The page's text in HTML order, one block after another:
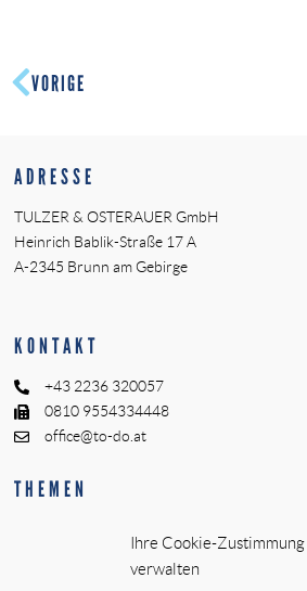
Ihre Cookie-Zustimmung
verwalten
VORIGE
ADRESSE
TULZER & OSTERAUER GmbH
Heinrich Bablik-Straße 17 A
A-2345 Brunn am Gebirge
KONTAKT
+43 2236 320057
0810 9554334448
office@to-do.at
THEMEN